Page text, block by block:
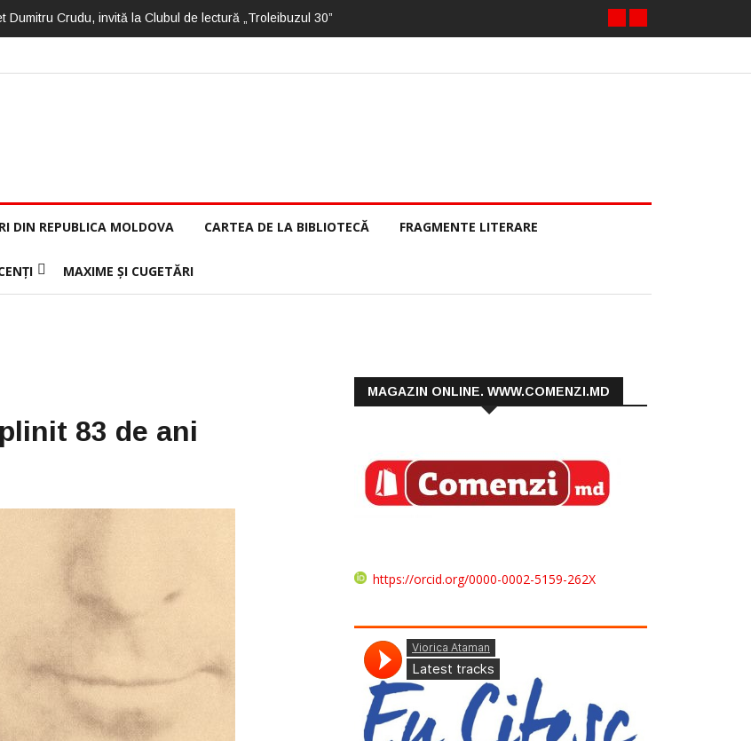
Crudu, invită la Clubul de lectură „Troleibuzul 30”
DIN REPUBLICA MOLDOVA CARTEA DE LA BIBLIOTECĂ FRAGMENTE LITERARE
MAXIME ȘI CUGETĂRI
83 de ani
MAGAZIN ONLINE. WWW.COMENZI.MD
https://orcid.org/0000-0002-5159-262X